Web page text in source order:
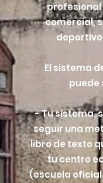
comercial,
El sistema
puede
- Tu sistema,
seguir una
libro de texto
tu centro
(escuela